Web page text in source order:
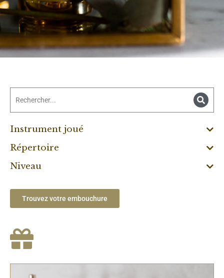
Instrument joué
Répertoire
Niveau
Trouvez votre embouchure